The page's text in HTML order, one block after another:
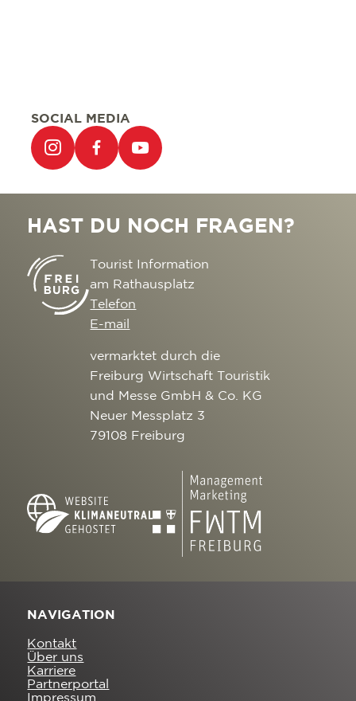
SOCIAL MEDIA
HAST DU NOCH FRAGEN?
Tourist Information
am Rathausplatz
Telefon
E-mail
vermarktet durch die
Freiburg Wirtschaft Touristik
und Messe GmbH & Co. KG
Neuer Messplatz 3
79108 Freiburg
NAVIGATION
Kontakt
Über uns
Karriere
Partnerportal
Impressum